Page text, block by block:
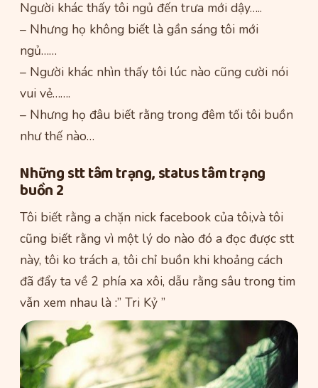
Người khác thấy tôi ngủ đến trưa mới dậy…..
– Nhưng họ không biết là gần sáng tôi mới
ngủ……
– Người khác nhìn thấy tôi lúc nào cũng cười nói
vui vẻ…….
– Nhưng họ đâu biết rằng trong đêm tối tôi buồn
như thế nào…
Những stt tâm trạng, status tâm trạng
buồn 2
Tôi biết rằng a chặn nick facebook của tôi,và tôi
cũng biết rằng vì một lý do nào đó a đọc được stt
này, tôi ko trách a, tôi chỉ buồn khi khoảng cách
đã đẩy ta về 2 phía xa xôi, dẫu rằng sâu trong tim
vẫn xem nhau là :” Tri Kỷ ”